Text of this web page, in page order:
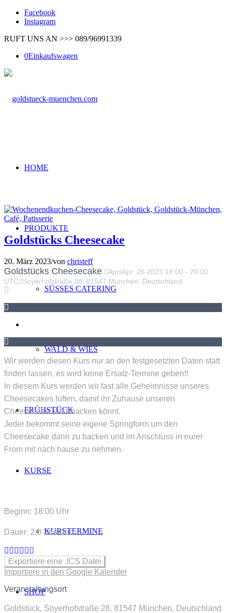
Facebook
Instagram
RUFT UNS AN >>> 089/96991339
0Einkaufswagen
HOME
PRODUKTE
SÜSSES CATERING
WALD & WIES
FRÜHSTÜCK
KURSE
KURSTERMINE
SHOP
Goldstücks Cheesecake
20. März 2023/von christeff
Goldstücks Cheesecake AprilApr. 26 2023 18:00 - 20:00
UTC
Soyerhofstraße 28, 81547 München, Deutschland
Wir werden diesen Kurs nur an den festgesetzten Daten statt
finden lassen, es wird keine Ersatz-Termine geben!!
In diesem Kurs werden wir fast alle Geheimnisse unseres
Cheesecakes lüften, damit ihr Zuhause unseren
Cheesecake Nachbacken könnt.
Jeder bekommt seine eigene Springform um den
Cheesecake darin zu backen und im Anschluss in eurer
From mit nach hause zu nehmen.
Beginn: 18:00 Uhr
Dauer: 2,0 Stunden
Exportiere eine .ICS Datei
Importiere in den Google Kalender
Veranstaltungsort
Goldstück, Soyerhofstraße 28, 81547 München, Deutschland